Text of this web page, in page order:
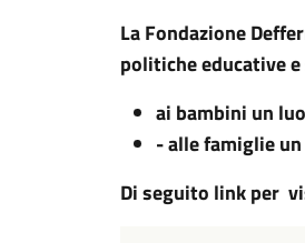
La Fondazione
politiche educative
ai bambini un
- alle famiglie
Di seguito link per